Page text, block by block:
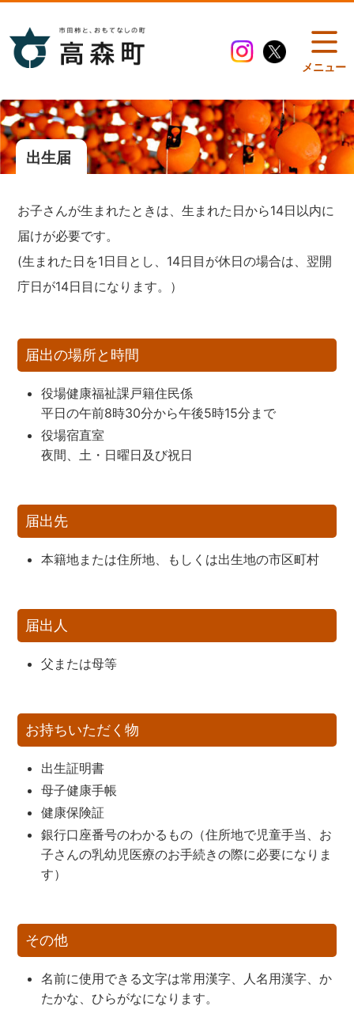
メニュー
出生届
お子さんが生まれたときは、生まれた日から14日以内に
届けが必要です。
(生まれた日を1日目とし、14日目が休日の場合は、翌開
庁日が14日目になります。）
届出の場所と時間
役場健康福祉課戸籍住民係
平日の午前8時30分から午後5時15分まで
役場宿直室
夜間、土・日曜日及び祝日
届出先
本籍地または住所地、もしくは出生地の市区町村
届出人
父または母等
お持ちいただく物
出生証明書
母子健康手帳
健康保険証
銀行口座番号のわかるもの（住所地で児童手当、お
子さんの乳幼児医療のお手続きの際に必要になりま
す）
その他
名前に使用できる文字は常用漢字、人名用漢字、か
たかな、ひらがなになります。